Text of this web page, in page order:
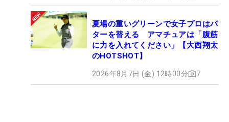
夏場の重いグリーンで女子プロはパ
ターを替える アマチュアは「腹筋
に力を入れてください」【大西翔太
のHOTSHOT】
2026年8月7日 (金) 12時00分 7